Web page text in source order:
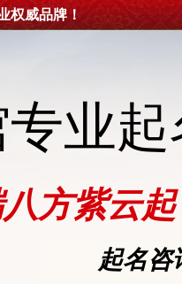
权威品牌！
业起
方紫云
起名咨